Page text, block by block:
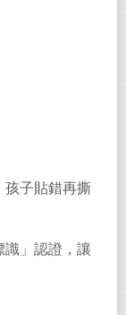
孩子貼錯再撕
識」認證，讓